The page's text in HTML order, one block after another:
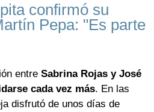
confirmó su
Pepa: "Es parte
entre Sabrina Rojas y José
cada vez más. En las
disfrutó de unos días de